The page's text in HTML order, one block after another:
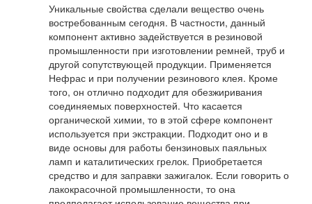
Уникальные свойства сделали вещество очень
востребованным сегодня. В частности, данный
компонент активно задействуется в резиновой
промышленности при изготовлении ремней, труб и
другой сопутствующей продукции. Применяется
Нефрас и при получении резинового клея. Кроме
того, он отлично подходит для обезжиривания
соединяемых поверхностей. Что касается
органической химии, то в этой сфере компонент
используется при экстракции. Подходит оно и в
виде основы для работы бензиновых паяльных
ламп и каталитических грелок. Приобретается
средство и для заправки зажигалок. Если говорить о
лакокрасочной промышленности, то она